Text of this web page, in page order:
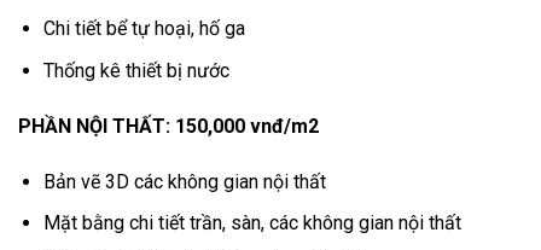
Chi tiết bể tự hoại, hố ga
Thống kê thiết bị nước
PHẦN NỘI THẤT: 150,000 vnđ/m2
Bản vẽ 3D các không gian nội thất
Mặt bằng chi tiết trần, sàn, các không gian nội thất